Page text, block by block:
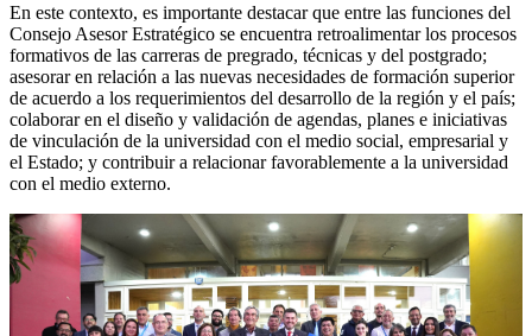
En este contexto, es importante destacar que entre las funciones del
Consejo Asesor Estratégico se encuentra retroalimentar los procesos
formativos de las carreras de pregrado, técnicas y del postgrado;
asesorar en relación a las nuevas necesidades de formación superior
de acuerdo a los requerimientos del desarrollo de la región y el país;
colaborar en el diseño y validación de agendas, planes e iniciativas
de vinculación de la universidad con el medio social, empresarial y
el Estado; y contribuir a relacionar favorablemente a la universidad
con el medio externo.